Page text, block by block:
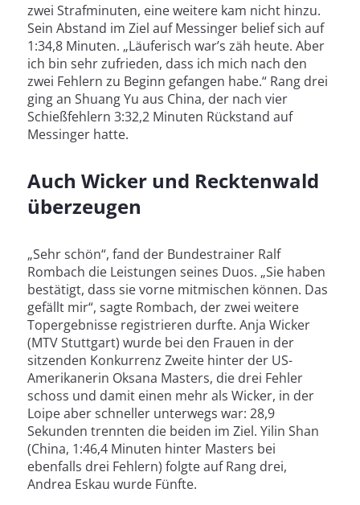
zwei Strafminuten, eine weitere kam nicht hinzu.
Sein Abstand im Ziel auf Messinger belief sich auf
1:34,8 Minuten. „Läuferisch war’s zäh heute. Aber
ich bin sehr zufrieden, dass ich mich nach den
zwei Fehlern zu Beginn gefangen habe.“ Rang drei
ging an Shuang Yu aus China, der nach vier
Schießfehlern 3:32,2 Minuten Rückstand auf
Messinger hatte.
Auch Wicker und Recktenwald
überzeugen
„Sehr schön“, fand der Bundestrainer Ralf
Rombach die Leistungen seines Duos. „Sie haben
bestätigt, dass sie vorne mitmischen können. Das
gefällt mir“, sagte Rombach, der zwei weitere
Topergebnisse registrieren durfte. Anja Wicker
(MTV Stuttgart) wurde bei den Frauen in der
sitzenden Konkurrenz Zweite hinter der US-
Amerikanerin Oksana Masters, die drei Fehler
schoss und damit einen mehr als Wicker, in der
Loipe aber schneller unterwegs war: 28,9
Sekunden trennten die beiden im Ziel. Yilin Shan
(China, 1:46,4 Minuten hinter Masters bei
ebenfalls drei Fehlern) folgte auf Rang drei,
Andrea Eskau wurde Fünfte.